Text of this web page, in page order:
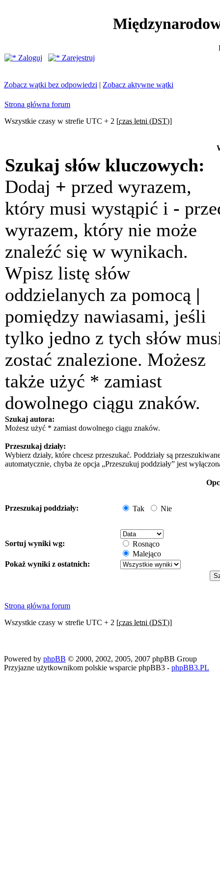
Zaloguj
Zarejestruj
Zobacz wątki bez odpowiedzi | Zobacz aktywne wątki
Strona główna forum
Wszystkie czasy w strefie UTC + 2 [czas letni (DST)]
Szukaj słów kluczowych:
Dodaj + przed wyrazem,
który musi wystąpić i -
wyrazem, który nie może
znaleźć się w wynikach.
Wpisz listę słów
oddzielanych za pomocą |
pomiędzy nawiasami, jeśli
tylko jedno z tych słów
zostać znalezione. Możesz
także użyć * zamiast
dowolnego ciągu znaków.
Szukaj autora:
Możesz użyć * zamiast dowolnego ciągu znaków.
Przeszukaj działy:
Wybierz działy, które chcesz przeszukać. Poddziały są
automatycznie, chyba że opcja „Przeszukuj poddziały” jest
Przeszukaj poddziały: Tak Nie
Sortuj wyniki wg:
Rosnąco
Malejąco
Pokaż wyniki z ostatnich:
Strona główna forum
Wszystkie czasy w strefie UTC + 2 [czas letni (DST)]
Powered by phpBB © 2000, 2002, 2005, 2007 phpBB Group
Przyjazne użytkownikom polskie wsparcie phpBB3 - phpBB3.PL